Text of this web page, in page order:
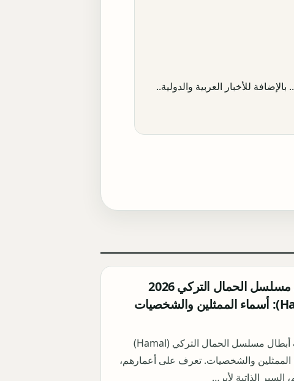
للأخبار العربية والدولية..
أبطال مسلسل الحمال التركي 2026
(Hamal): أسماء الممثلين والشخصيات
اكتشف أبطال مسلسل الحمال التركي (Hamal)
الممثلين والشخصيات. تعرف على أعمارهم،
السير الذاتية لأبر…